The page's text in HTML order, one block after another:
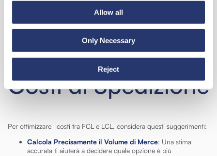
Allow all
Only Necessary
Reject
Come Ottimizzare i
Costi di Spedizione
Per ottimizzare i costi tra FCL e LCL, considera questi suggerimenti:
Calcola Precisamente il Volume di Merce: Una stima
accurata ti aiuterà a decidere quale opzione è più